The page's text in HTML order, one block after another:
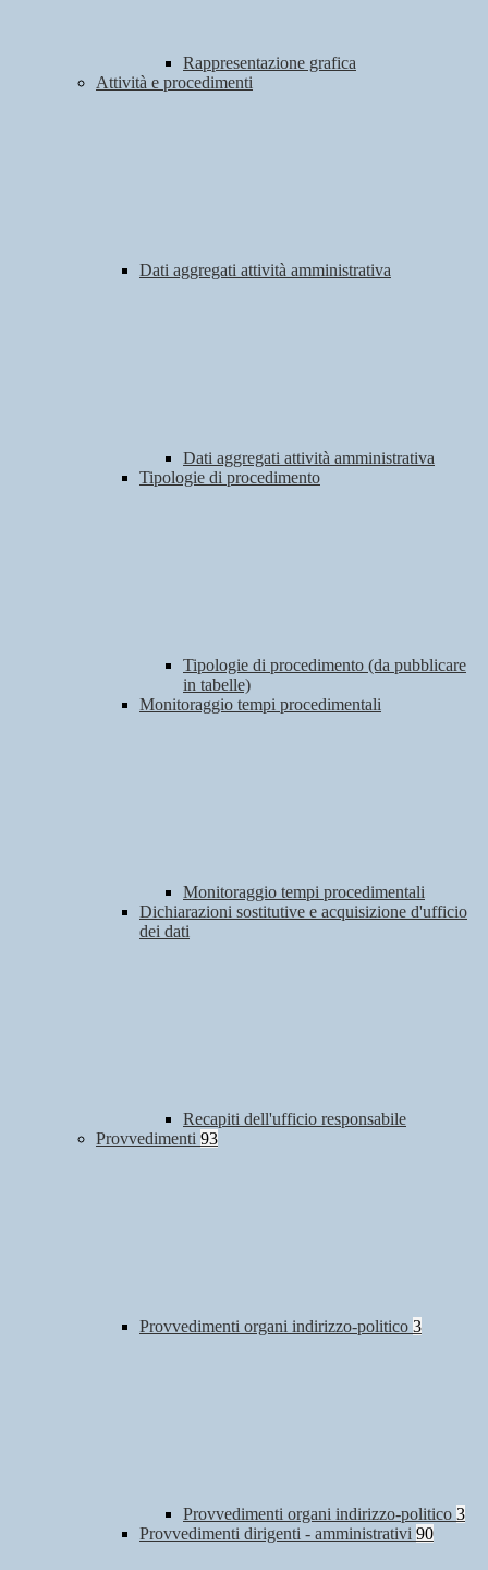
Rappresentazione grafica
Attività e procedimenti
Dati aggregati attività amministrativa
Dati aggregati attività amministrativa
Tipologie di procedimento
Tipologie di procedimento (da pubblicare
in tabelle)
Monitoraggio tempi procedimentali
Monitoraggio tempi procedimentali
Dichiarazioni sostitutive e acquisizione d'ufficio
dei dati
Recapiti dell'ufficio responsabile
Provvedimenti 93
Provvedimenti organi indirizzo-politico 3
Provvedimenti organi indirizzo-politico 3
Provvedimenti dirigenti - amministrativi 90